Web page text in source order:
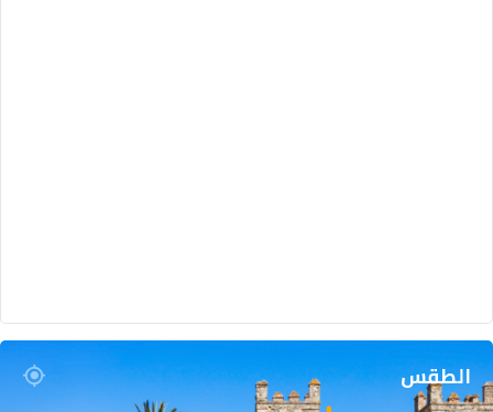
الطقس